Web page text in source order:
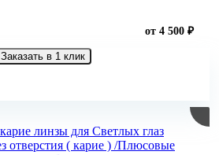
от 4 500 ₽
Заказать в 1 клик